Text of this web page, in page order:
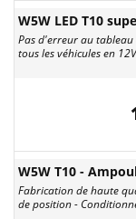
W5W LED T10
Pas d'erreur au
tous les véhicules en 12V
W5W T10 -
Fabrication de haute
de position -